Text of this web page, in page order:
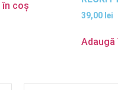
în coș
39,00 lei
Adaugă